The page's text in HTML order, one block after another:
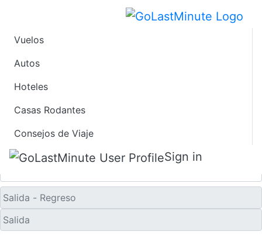
Vuelos
Autos
Hoteles
Casas Rodantes
Consejos de Viaje
Sign in
Ofertas de Viaje de
Último Minuto a Tolón